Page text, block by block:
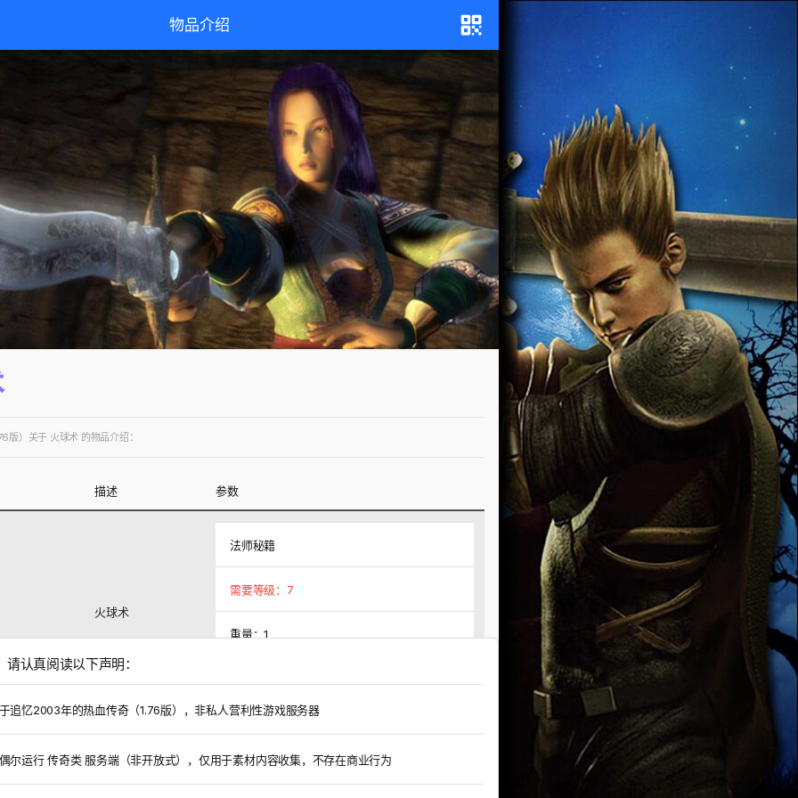
物品介绍
版）关于 火球术 的物品介绍：
描述 参数
火球术
法师秘籍
需要等级：7
重量：1
认真阅读以下声明：
追忆2003年的热血传奇（1.76版），非私人营利性游戏服务器
尔运行 传奇类 服务端（非开放式），仅用于素材内容收集，不存在商业行为